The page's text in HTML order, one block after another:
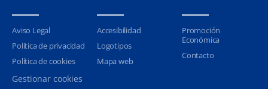
Aviso Legal
Política de privacidad
Política de cookies
Gestionar cookies
Accesibilidad
Logotipos
Mapa web
Promoción
Económica
Contacto